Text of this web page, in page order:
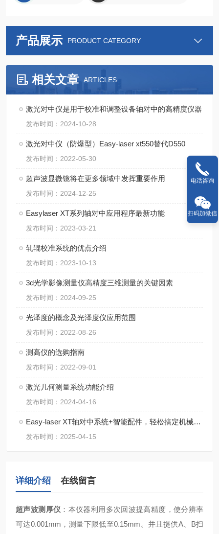
产品展示 PRODUCT CATEGORY
相关文章 ARTICLES
激光对中仪是用于校准和调整设备轴对中的高精度仪器
发布时间：2024-10-28
激光对中仪（防爆型）Easy-laser xt550替代D550
发布时间：2022-05-30
超声波显微镜将在更多领域中发挥重要作用
发布时间：2024-12-25
Easylaser XT系列轴对中应用程序最新功能
发布时间：2023-03-21
轧辊校准系统的优点介绍
发布时间：2023-10-13
3d光学影像测量仪高精度三维测量的关键因素
发布时间：2024-09-25
光泽度的概念及光泽度仪应用范围
发布时间：2022-08-26
测高仪的选购指南
发布时间：2022-09-01
激光几何测量系统功能介绍
发布时间：2024-04-16
Easy-laser XT轴对中系统+智能配件，轻松搞定机械校准
发布时间：2025-04-15
详细介绍 在线留言
超声波测厚仪 ：本仪器利用多次回波提高精度，使分辨率
可达0.001mm，测量下限低至0.15mm。并且提供A、B扫
电话咨询
扫码加微信